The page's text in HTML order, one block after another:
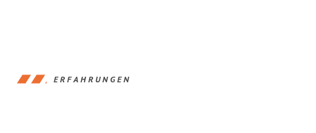
ERFAHRUNGEN